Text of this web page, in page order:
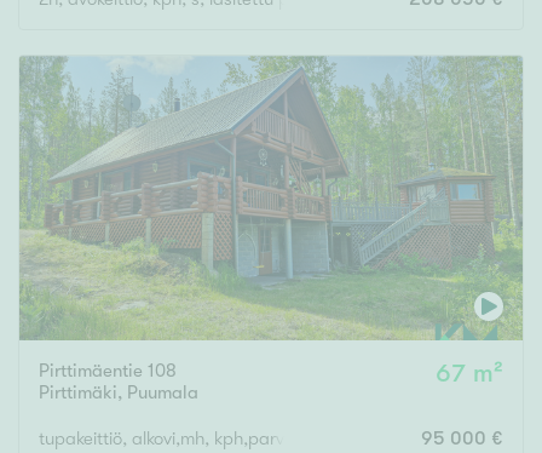
Pirttimäentie 108
Pirttimäki, Puumala
67 m²
tupakeittiö, alkovi,mh, kph,parvi, alakerrassa huone,kph,s ja
95 000 €